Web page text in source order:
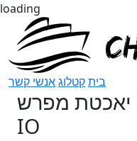
loading
ביתקטלוגאנשי קשר
IO